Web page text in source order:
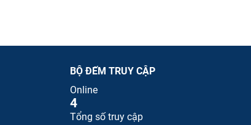
BỘ ĐẾM TRUY CẬP
Online
4
Tổng số truy cập